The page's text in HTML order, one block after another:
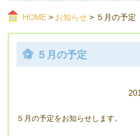
HOME > お知らせ > ５月の予定
５月の予定
５月の予定をお知らせします。